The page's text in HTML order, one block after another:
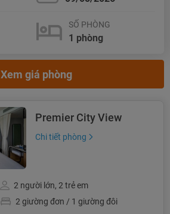
SỐ PHÒNG
Xem giá phòng
Premier City View
Chi tiết phòng
2 người lớn, 2 trẻ em
2 giường đơn / 1 giường đôi